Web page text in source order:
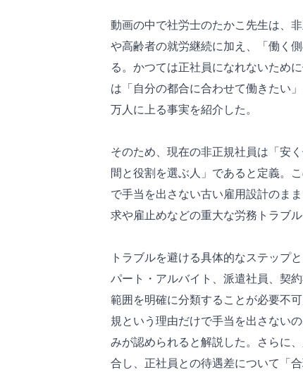
動画の中で社労士のたかこ先生は、
や高齢者の就労継続に加え、「働く
る。かつては正社員になれないため
は「自分の都合に合わせて働きたい
万人に上る事実を紹介した。
そのため、現在の非正規社員は「安
間と役割を選ぶ人」であると定義。
で手当を出さない古い雇用設計のま
求や雇止めなどの重大な労務トラブ
トラブルを避ける具体的なステップ
パート・アルバイト、派遣社員、契
範囲を明確に分類することが必要不
規という理由だけで手当を出さない
みが認められると解説した。さらに
合し、正社員との待遇差について「